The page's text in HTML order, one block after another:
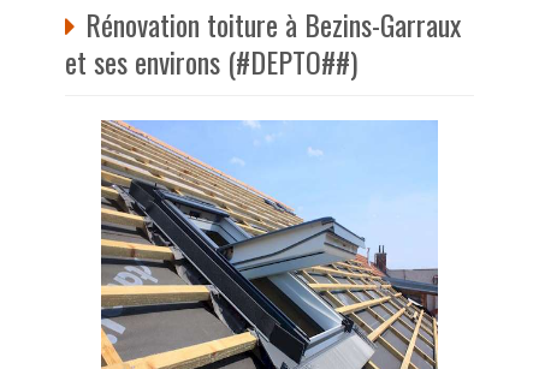
Rénovation toiture à Bezins-Garraux
et ses environs (#DEPTO##)